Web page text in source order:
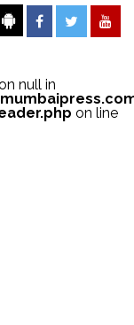
null in
on line